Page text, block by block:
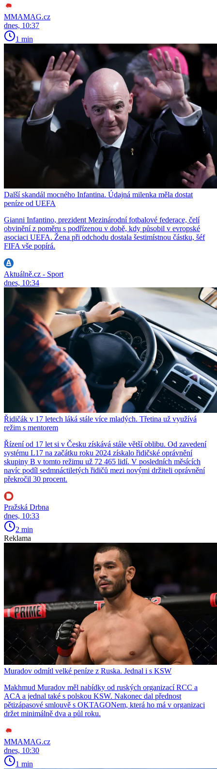
MMAMAG.cz
dnes, 10:37
1 min
Další skandál mocného Infantina. Údajná milenka měla dostat
peníze od UEFA
Gianni Infantino, prezident Mezinárodní fotbalové federace, čelí
obvinění z poměru s podřízenou v době, kdy působil v evropské
asociaci UEFA. Žena při odchodu dostala šestimístnou částku, šéf
FIFA vše popírá.
Aktuálně.cz - Sport
dnes, 10:34
Řidičák v 17 letech láká stále více mladých. Třetina už využívá
režim s mentorem
Řízení od 17 let si v Česku získává stále větší oblibu. Od zavedení
systému L17 na začátku roku 2024 získalo řidičské oprávnění
skupiny B v tomto režimu už 72 465 lidí. V posledních měsících
navíc podíl sedmnáctiletých řidičů mezi novými držiteli oprávnění
překročil 30 procent.
Pražská Drbna
dnes, 10:33
2 min
Reklama
Muradov odmítl velké peníze z Ruska. Jednal i s KSW
Makhmud Muradov měl nabídky od ruských organizací RCC a
ACA a jednal také s polskou KSW. Nakonec dal přednost
pětizápasové smlouvě s OKTAGONem, která ho má v organizaci
držet minimálně dva a půl roku.
MMAMAG.cz
dnes, 10:30
1 min